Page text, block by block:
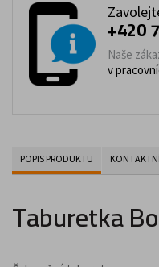
+420
Naše
v
POPIS PRODUKTU
Taburetka